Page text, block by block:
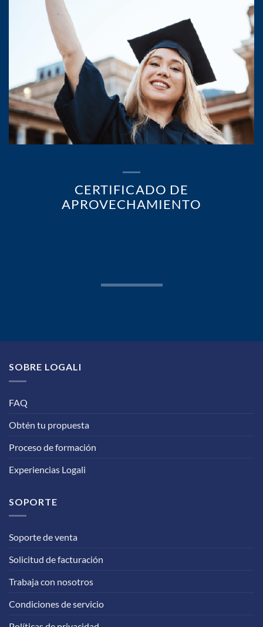
CERTIFICADO DE
APROVECHAMIENTO
SOBRE LOGALI
FAQ
Obtén tu propuesta
Proceso de formación
Experiencias Logali
SOPORTE
Soporte de venta
Solicitud de facturación
Trabaja con nosotros
Condiciones de servicio